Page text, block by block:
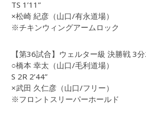
TS 1’11”
×松崎 紀彦（山口/有永道場）
※チキンウィングアームロック
【第36試合】ウェルター級 決勝戦 3
○橋本 幸太（山口/毛利道場）
S 2R 2’44”
×武田 久仁彦（山口/フリー）
※フロントスリーパーホールド